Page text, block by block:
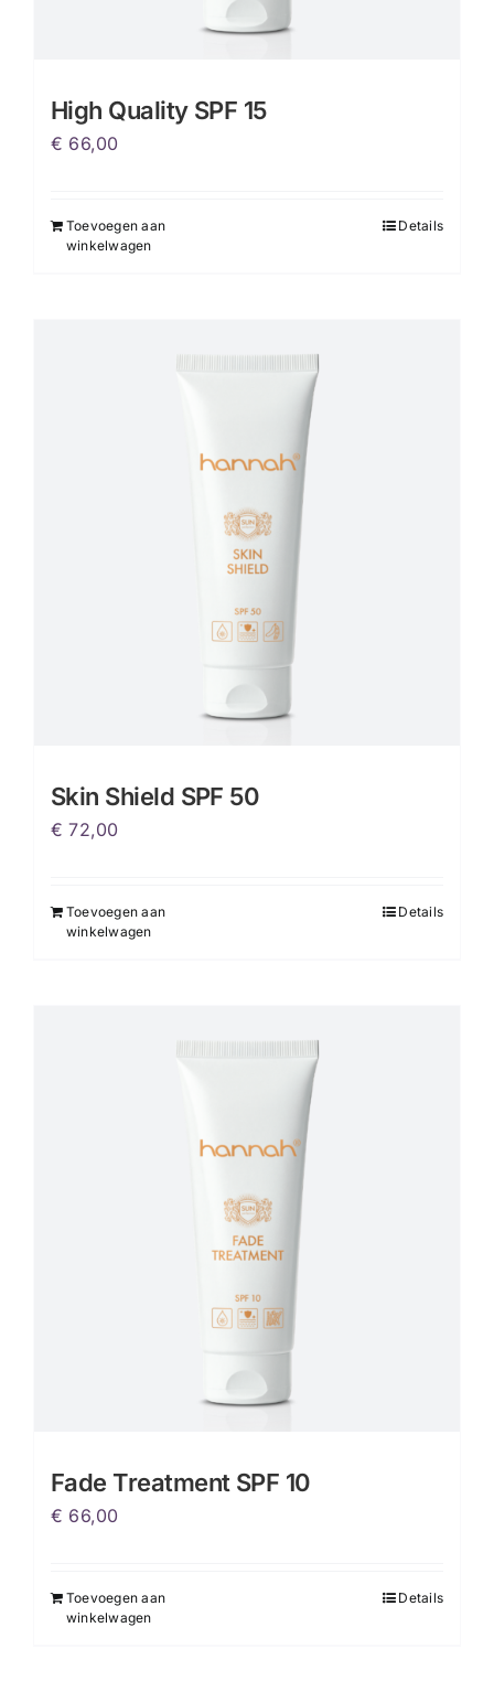
High Quality SPF 15
€ 66,00
Toevoegen aan
winkelwagen
Details
Skin Shield SPF 50
€ 72,00
Toevoegen aan
winkelwagen
Details
Fade Treatment SPF 10
€ 66,00
Toevoegen aan
winkelwagen
Details